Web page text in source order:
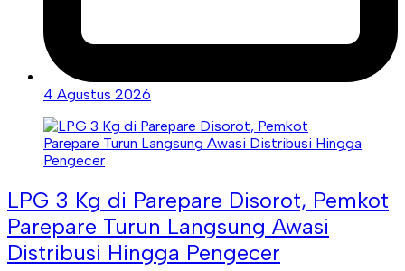
4 Agustus 2026
LPG 3 Kg di Parepare Disorot, Pemkot
Parepare Turun Langsung Awasi
Distribusi Hingga Pengecer